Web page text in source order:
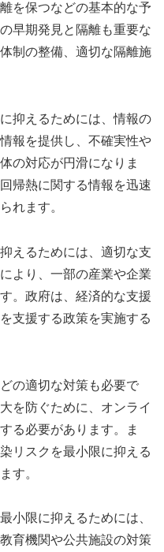
を保つなどの基本的な予
早期発見と隔離も重要な
制の整備、適切な隔離施
抑えるためには、情報の
報を提供し、不確実性や
の対応が円滑になりま
帰熱に関する情報を迅速
れます。
えるためには、適切な支
より、一部の産業や企業
。政府は、経済的な支援
支援する政策を実施する
の適切な対策も必要で
を防ぐために、オンライ
る必要があります。ま
リスクを最小限に抑える
す。
小限に抑えるためには、
育機関や公共施設の対策